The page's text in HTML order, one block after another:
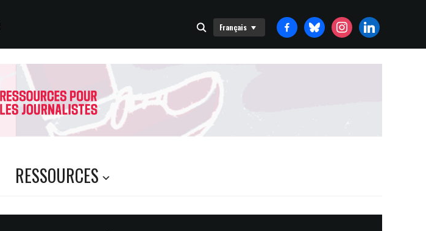
Français
FACEBOOK-
ALT
BLUESKYINSTAGRAMLINKEDIN
RESSOURCES